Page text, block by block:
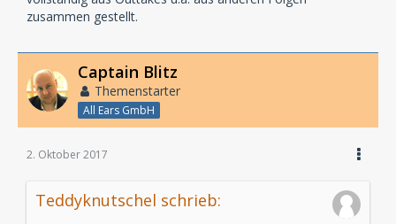
zusammen gestellt.
Captain Blitz
Themenstarter
All Ears GmbH
2. Oktober 2017
Teddyknutschel schrieb: